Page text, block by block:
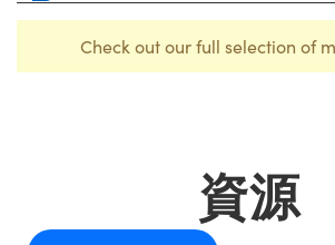
Check out our full selection of
資源